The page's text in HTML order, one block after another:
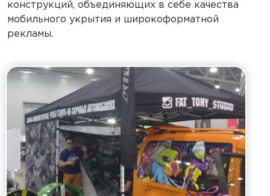
конструкций, объединяющих в себе качества
мобильного укрытия и широкоформатной
рекламы.